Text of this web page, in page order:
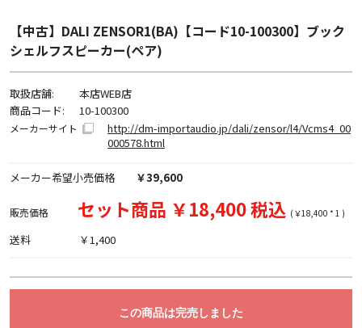
【中古】DALI ZENSOR1(BA)【コード10-100300】ブック
シェルフスピーカー(ペア)
取扱店舗:
本店WEB店
商品コード:
10-100300
メーカーサイト
http://dm-importaudio.jp/dali/zensor/l4/Vcms4_00
000578.html
メーカー希望小売価格 ￥39,600
販売価格 セット商品 ￥18,400 税込 (￥18,400 * 1 )
送料 ￥1,400
この商品は完売しました